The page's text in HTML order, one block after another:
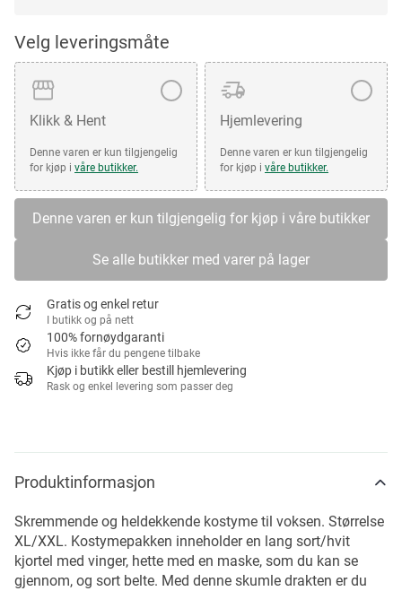
Velg leveringsmåte
Klikk & Hent
Denne varen er kun tilgjengelig
for kjøp i våre butikker.
Hjemlevering
Denne varen er kun tilgjengelig
for kjøp i våre butikker.
Denne varen er kun tilgjengelig for kjøp i våre butikker
Se alle butikker med varer på lager
Gratis og enkel retur
I butikk og på nett
100% fornøydgaranti
Hvis ikke får du pengene tilbake
Kjøp i butikk eller bestill hjemlevering
Rask og enkel levering som passer deg
Produktinformasjon
Skremmende og heldekkende kostyme til voksen. Størrelse
XL/XXL. Kostymepakken inneholder en lang sort/hvit
kjortel med vinger, hette med en maske, som du kan se
gjennom, og sort belte. Med denne skumle drakten er du